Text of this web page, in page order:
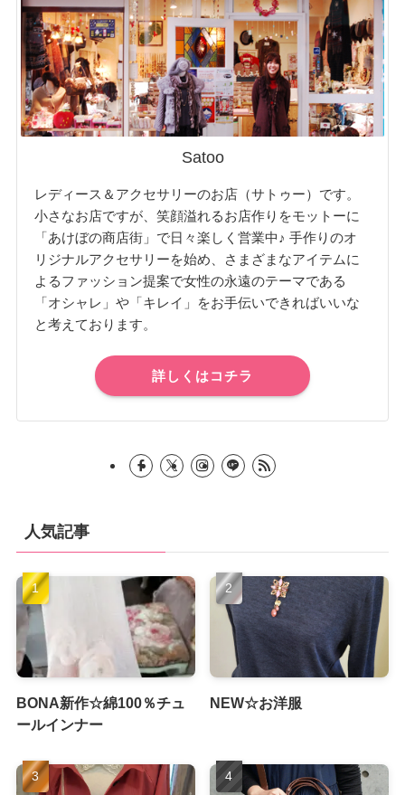
Satoo
レディース＆アクセサリーのお店（サトゥー）です。
小さなお店ですが、笑顔溢れるお店作りをモットーに
「あけぼの商店街」で日々楽しく営業中♪ 手作りのオ
リジナルアクセサリーを始め、さまざまなアイテムに
よるファッション提案で女性の永遠のテーマである
「オシャレ」や「キレイ」をお手伝いできればいいな
と考えております。
詳しくはコチラ
人気記事
BONA新作☆綿100％チュ
ールインナー
NEW☆お洋服